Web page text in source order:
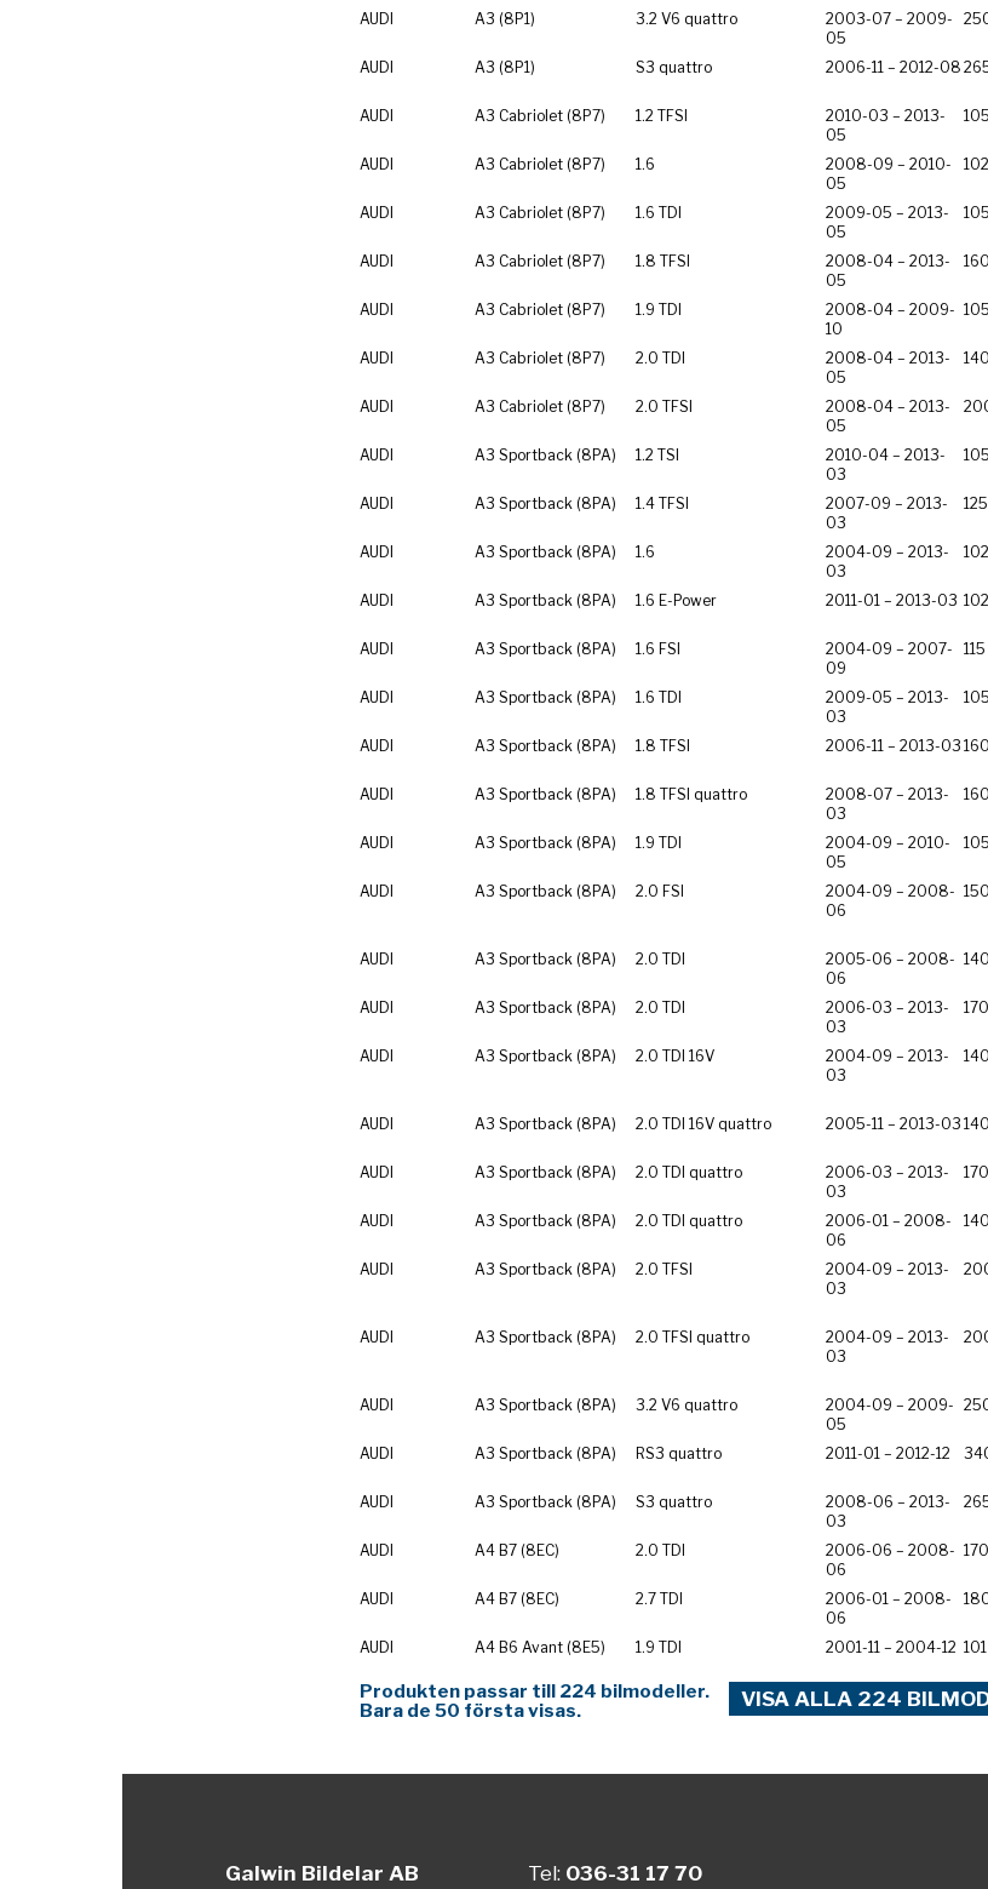
AUDI A3 (8P1) 3.2 V6 quattro
2003-07 – 2009-
05
AUDI
A3 (8P1) S3 quattro 2006-11 – 2012-08
AUDI
A3 Cabriolet (8P7) 1.2 TFSI
2010-03 – 2013-
05
AUDI
A3 Cabriolet (8P7) 1.6
2008-09 – 2010-
05
AUDI
A3 Cabriolet (8P7) 1.6 TDI
2009-05 – 2013-
05
AUDI
A3 Cabriolet (8P7) 1.8 TFSI
2008-04 – 2013-
05
AUDI
A3 Cabriolet (8P7) 1.9 TDI
2008-04 – 2009-
10
AUDI
A3 Cabriolet (8P7) 2.0 TDI
2008-04 – 2013-
05
AUDI
A3 Cabriolet (8P7) 2.0 TFSI
2008-04 – 2013-
05
AUDI
A3 Sportback (8PA) 1.2 TSI
2010-04 – 2013-
03
AUDI
A3 Sportback (8PA) 1.4 TFSI
2007-09 – 2013-
03
AUDI
A3 Sportback (8PA) 1.6
2004-09 – 2013-
03
AUDI
A3 Sportback (8PA) 1.6 E-Power 2011-01 – 2013-03
AUDI
A3 Sportback (8PA) 1.6 FSI
2004-09 – 2007-
09
AUDI
A3 Sportback (8PA) 1.6 TDI
2009-05 – 2013-
03
AUDI
A3 Sportback (8PA) 1.8 TFSI 2006-11 – 2013-03
AUDI
A3 Sportback (8PA) 1.8 TFSI quattro
2008-07 – 2013-
03
AUDI
A3 Sportback (8PA) 1.9 TDI
2004-09 – 2010-
05
AUDI
A3 Sportback (8PA) 2.0 FSI
2004-09 – 2008-
06
AUDI A3 Sportback (8PA) 2.0 TDI
2005-06 – 2008-
06
AUDI
A3 Sportback (8PA) 2.0 TDI
2006-03 – 2013-
03
AUDI
A3 Sportback (8PA) 2.0 TDI 16V
2004-09 – 2013-
03
AUDI A3 Sportback (8PA) 2.0 TDI 16V quattro 2005-11 – 2013-03
AUDI
A3 Sportback (8PA) 2.0 TDI quattro
2006-03 – 2013-
03
AUDI
A3 Sportback (8PA) 2.0 TDI quattro
2006-01 – 2008-
06
AUDI
A3 Sportback (8PA) 2.0 TFSI
2004-09 – 2013-
03
AUDI A3 Sportback (8PA) 2.0 TFSI quattro
2004-09 – 2013-
03
AUDI A3 Sportback (8PA) 3.2 V6 quattro
2004-09 – 2009-
05
AUDI
A3 Sportback (8PA) RS3 quattro 2011-01 – 2012-12
AUDI
A3 Sportback (8PA) S3 quattro
2008-06 – 2013-
03
AUDI
A4 B7 (8EC) 2.0 TDI
2006-06 – 2008-
06
AUDI
A4 B7 (8EC) 2.7 TDI
2006-01 – 2008-
06
AUDI
A4 B6 Avant (8E5) 1.9 TDI 2001-11 – 2004-12
Produkten passar till 224 bilmodeller.
Bara de 50 första visas.
VISA ALLA 224
Galwin Bildelar AB Tel: 036-31 17 70